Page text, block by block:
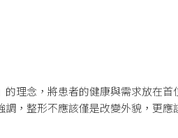
理念，將患者的健康與需求放在
，整形不應該僅是改變外貌，更